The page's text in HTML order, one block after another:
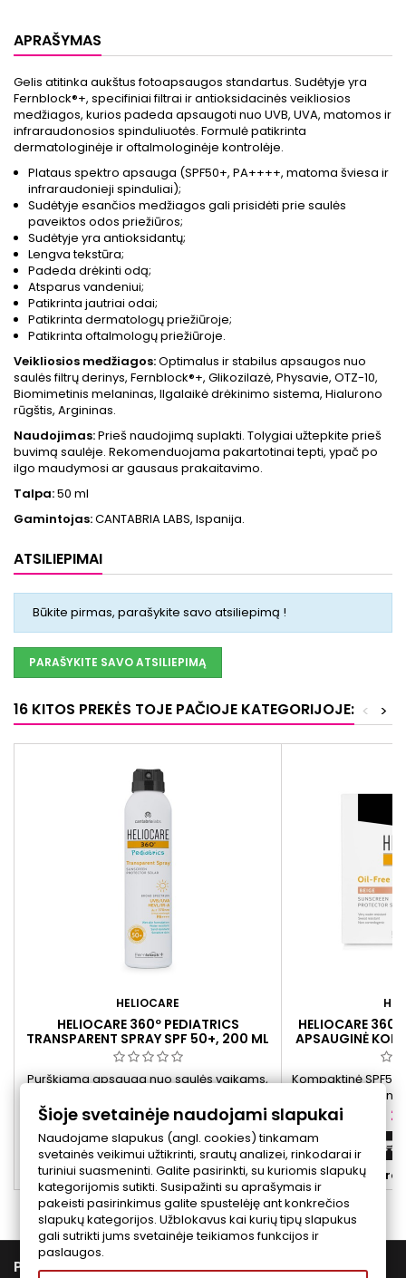
APRAŠYMAS
Gelis atitinka aukštus fotoapsaugos standartus. Sudėtyje yra
Fernblock®+, specifiniai filtrai ir antioksidacinės veikliosios
medžiagos, kurios padeda apsaugoti nuo UVB, UVA, matomos ir
infraraudonosios spinduliuotės. Formulė patikrinta
dermatologinėje ir oftalmologinėje kontrolėje.
Plataus spektro apsauga (SPF50+, PA++++, matoma šviesa ir
infraraudonieji spinduliai);
Sudėtyje esančios medžiagos gali prisidėti prie saulės
paveiktos odos priežiūros;
Sudėtyje yra antioksidantų;
Lengva tekstūra;
Padeda drėkinti odą;
Atsparus vandeniui;
Patikrinta jautriai odai;
Patikrinta dermatologų priežiūroje;
Patikrinta oftalmologų priežiūroje.
Veikliosios medžiagos:Optimalus ir stabilus apsaugos nuo
saulės filtrų derinys, Fernblock®+, Glikozilazė, Physavie, OTZ-10,
Biomimetinis melaninas, Ilgalaikė drėkinimo sistema, Hialurono
rūgštis, Argininas.
Naudojimas:Prieš naudojimą suplakti. Tolygiai užtepkite prieš
buvimą saulėje. Rekomenduojama pakartotinai tepti, ypač po
ilgo maudymosi ar gausaus prakaitavimo.
Talpa:50 ml
Gamintojas:CANTABRIA LABS, Ispanija.
ATSILIEPIMAI
Būkite pirmas, parašykite savo atsiliepimą !
PARAŠYKITE SAVO ATSILIEPIMĄ
16 KITOS PREKĖS TOJE PAČIOJE KATEGORIJOJE: >
<
HELIOCARE
HELIOCARE 360º PEDIATRICS
TRANSPARENT SPRAY SPF 50+, 200 ML
Purškiama apsauga nuo saulės vaikams,
baltos plėvelės efekto.
Kaina
33,00 €
 Į krepšelį
Yra sandėlyje
HELIOCARE
APSAUGINĖ
Kompaktinė
saulės su
žaliosios
plataus spektro
padeda
išvaizdą ir suteikia


PREKĖS 
Šioje svetainėje naudojami slapukai
Naudojame slapukus (angl. cookies) tinkamam
svetainės veikimui užtikrinti, srautų analizei, rinkodarai ir
turiniui suasmeninti. Galite pasirinkti, su kuriomis slapukų
kategorijomis sutikti. Susipažinti su aprašymais ir
pakeisti pasirinkimus galite spustelėję ant konkrečios
slapukų kategorijos. Užblokavus kai kurių tipų slapukus
gali sutrikti jums svetainėje teikiamos funkcijos ir
paslaugos.